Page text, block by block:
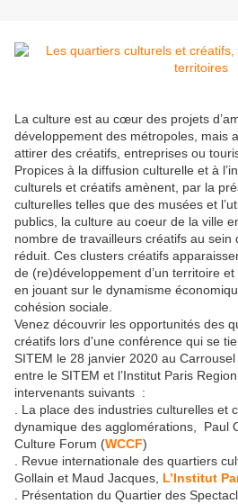
La culture est au cœur des projets
développement des métropoles, mais
attirer des créatifs, entreprises ou
Propices à la diffusion culturelle et à
culturels et créatifs amènent, par la
culturelles telles que des musées et
publics, la culture au coeur de la ville
nombre de travailleurs créatifs au sein
réduit. Ces clusters créatifs
de (re)développement d’un territoire et
en jouant sur le dynamisme
cohésion sociale.
Venez découvrir les opportunités des
créatifs lors d'une conférence qui se
SITEM le 28 janvier 2020 au
entre le SITEM et l’Institut Paris
intervenants suivants :
. La place des industries culturelles et
dynamique des agglomérations, Paul
Culture Forum (WCCF)
. Revue internationale des quartiers
Gollain et Maud Jacques, L’Institut
. Présentation du Quartier des